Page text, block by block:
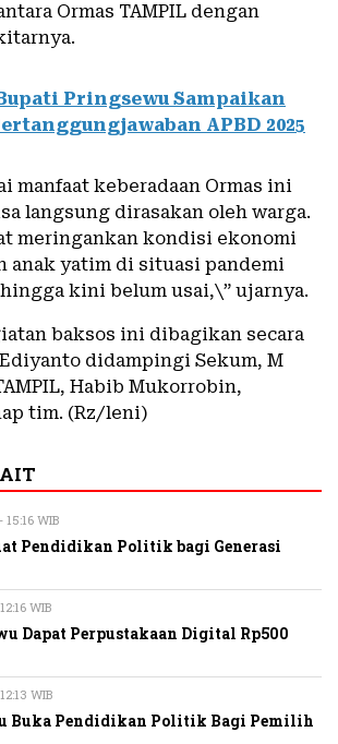
Ormas TAMPIL dengan
Pringsewu Sampaikan
APBD 2025
manfaat keberadaan Ormas ini
langsung dirasakan oleh warga.
meringankan kondisi ekonomi
anak yatim di situasi pandemi
kini belum usai,\” ujarnya.
baksos ini dibagikan secara
didampingi Sekum, M
Habib Mukorrobin,
tim. (Rz/leni)
WIB
Pendidikan Politik bagi Generasi
WIB
Dapat Perpustakaan Digital Rp500
WIB
Buka Pendidikan Politik Bagi Pemilih